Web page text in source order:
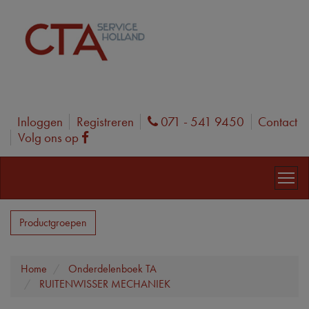
Inloggen Registreren Phone
071 - 541 9450
Contact
Volg ons op
Facebook
Productgroepen
Home
Onderdelenboek TA
RUITENWISSER MECHANIEK